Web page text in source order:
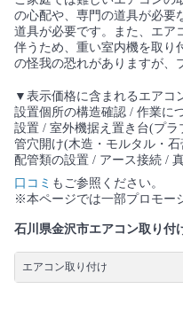
の心配や、専門の道具が必要
道具が必要です。また、エア
伴うため、重い室内機を取り
の怪我の恐れがありますが、
▼表示価格に含まれるエアコ
設置個所の構造確認 / 作業に
設置 / 室外機据え置き台(プ
管穴開け(木造・モルタル・
配管類の設置 / アース接続 /
口コミ もご参照ください。
※本ページでは一部プロモー
石川県金沢市エアコン取り付
エアコン取り付け